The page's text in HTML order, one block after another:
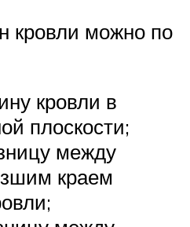
кровли можно по
кровли в
плоскости;
между
краем